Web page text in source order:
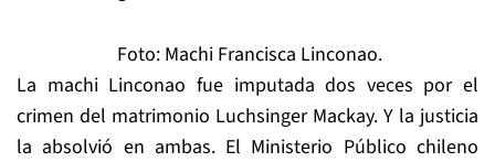
Foto: Machi Francisca Linconao.
La machi Linconao fue imputada dos veces por el
crimen del matrimonio Luchsinger Mackay. Y la justicia
la absolvió en ambas. El Ministerio Público chileno